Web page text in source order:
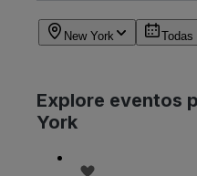
New York Todas
Explore eventos
York